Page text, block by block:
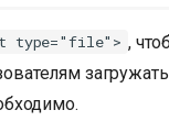
type="file"> ,